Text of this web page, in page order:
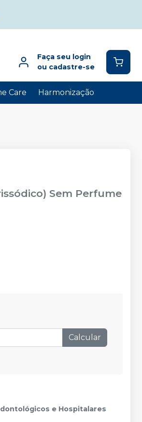
Faça seu login
ou cadastre-se
Care Harmonização
Sem Perfume
Calcular
e Hospitalares